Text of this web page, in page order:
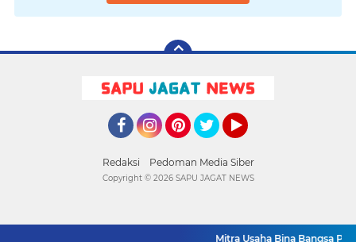
Redaksi Pedoman Media Siber
Mitra Usaha Bina Bangsa
Copyright © 2026 SAPU JAGAT NEWS